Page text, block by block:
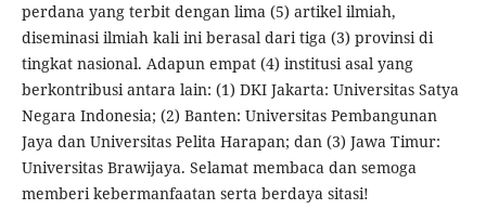
perdana yang terbit dengan lima (5) artikel ilmiah,
diseminasi ilmiah kali ini berasal dari tiga (3) provinsi di
tingkat nasional. Adapun empat (4) institusi asal yang
berkontribusi antara lain: (1) DKI Jakarta: Universitas Satya
Negara Indonesia; (2) Banten: Universitas Pembangunan
Jaya dan Universitas Pelita Harapan; dan (3) Jawa Timur:
Universitas Brawijaya. Selamat membaca dan semoga
memberi kebermanfaatan serta berdaya sitasi!